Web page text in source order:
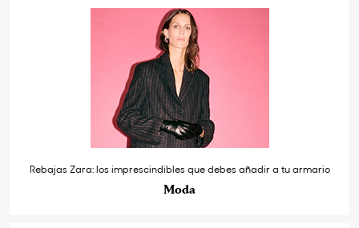
Rebajas Zara: los imprescindibles que debes añadir a tu armario
Moda